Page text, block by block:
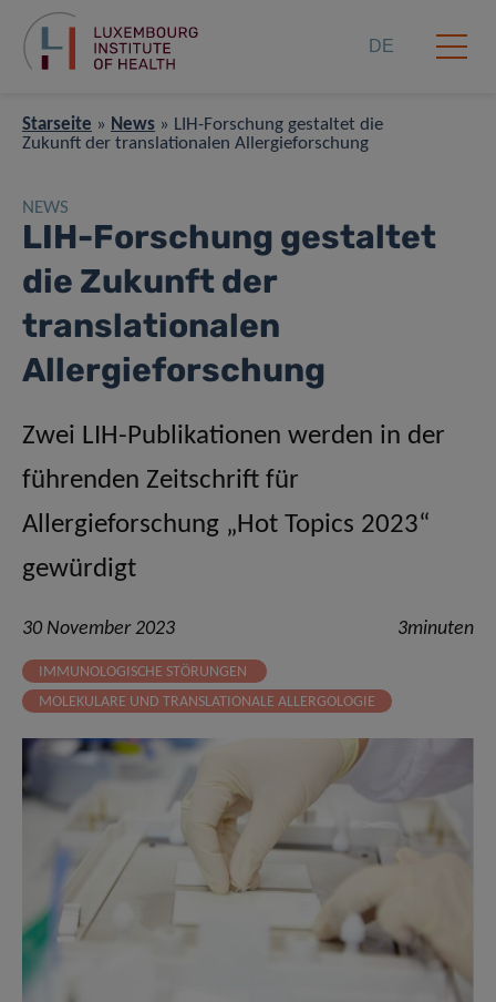
DE
Starseite » News » LIH-Forschung gestaltet die
Zukunft der translationalen Allergieforschung
NEWS
LIH-Forschung gestaltet
die Zukunft der
translationalen
Allergieforschung
Zwei LIH-Publikationen werden in der
führenden Zeitschrift für
Allergieforschung „Hot Topics 2023“
gewürdigt
30 November 2023 3minuten
IMMUNOLOGISCHE STÖRUNGEN
MOLEKULARE UND TRANSLATIONALE ALLERGOLOGIE